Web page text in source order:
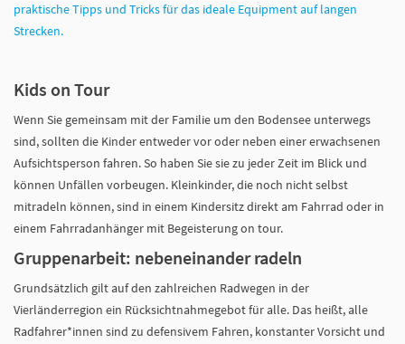
praktische Tipps und Tricks für das ideale Equipment auf langen
Strecken.
Kids on Tour
Wenn Sie gemeinsam mit der Familie um den Bodensee unterwegs
sind, sollten die Kinder entweder vor oder neben einer erwachsenen
Aufsichtsperson fahren. So haben Sie sie zu jeder Zeit im Blick und
können Unfällen vorbeugen. Kleinkinder, die noch nicht selbst
mitradeln können, sind in einem Kindersitz direkt am Fahrrad oder in
einem Fahrradanhänger mit Begeisterung on tour.
Gruppenarbeit: nebeneinander radeln
Grundsätzlich gilt auf den zahlreichen Radwegen in der
Vierländerregion ein Rücksichtnahmegebot für alle. Das heißt, alle
Radfahrer*innen sind zu defensivem Fahren, konstanter Vorsicht und